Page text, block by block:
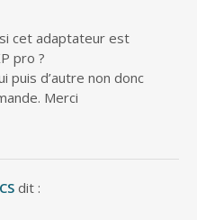
cet adaptateur est
pro ?
puis d’autre non donc
Merci
dit :